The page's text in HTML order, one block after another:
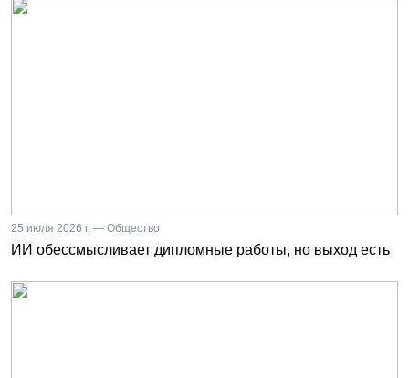
25 июля 2026 г. — Общество
ИИ обессмысливает дипломные работы, но выход есть